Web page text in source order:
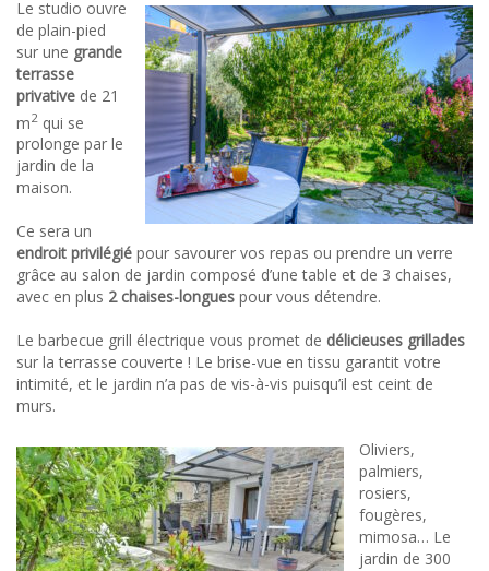
Le studio ouvre
de plain-pied
sur une grande
terrasse
privative de 21
m2 qui se
prolonge par le
jardin de la
maison.
Ce sera un
endroit privilégié pour savourer vos repas ou prendre un verre
grâce au salon de jardin composé d’une table et de 3 chaises,
avec en plus 2 chaises-longues pour vous détendre.
Le barbecue grill électrique vous promet de délicieuses grillades
sur la terrasse couverte ! Le brise-vue en tissu garantit votre
intimité, et le jardin n’a pas de vis-à-vis puisqu’il est ceint de
murs.
Oliviers,
palmiers,
rosiers,
fougères,
mimosa… Le
jardin de 300